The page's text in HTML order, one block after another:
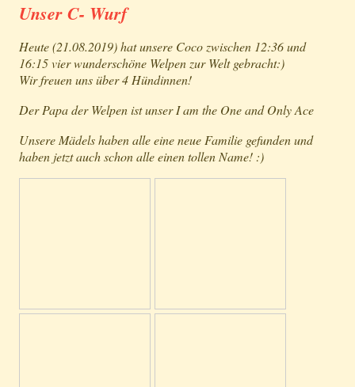
Unser C- Wurf
Heute (21.08.2019) hat unsere Coco zwischen 12:36 und
16:15 vier wunderschöne Welpen zur Welt gebracht:)
Wir freuen uns über 4 Hündinnen!
Der Papa der Welpen ist unser I am the One and Only Ace
Unsere Mädels haben alle eine neue Familie gefunden und
haben jetzt auch schon alle einen tollen Name! :)